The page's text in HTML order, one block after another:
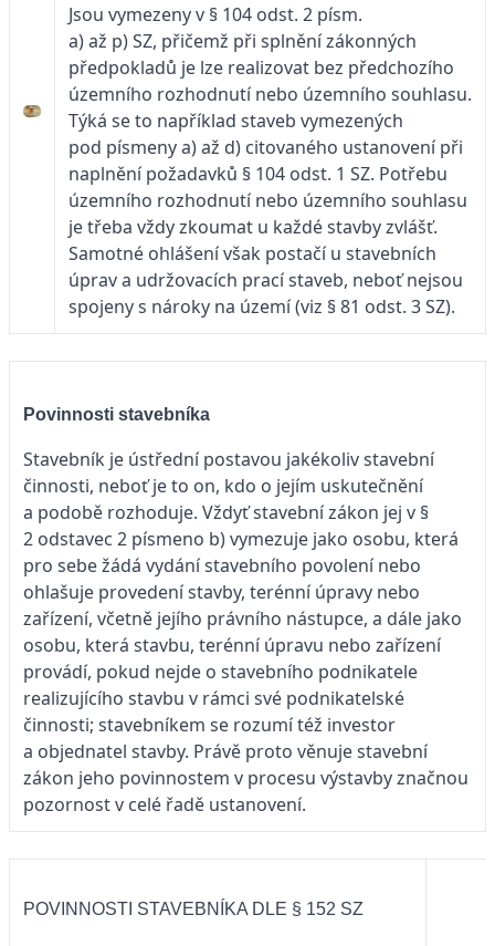
Jsou vymezeny v § 104 odst. 2 písm.
a) až p) SZ, přičemž při splnění zákonných
předpokladů je lze realizovat bez předchozího
územního rozhodnutí nebo územního souhlasu.
Týká se to například staveb vymezených
pod písmeny a) až d) citovaného ustanovení při
naplnění požadavků § 104 odst. 1 SZ. Potřebu
územního rozhodnutí nebo územního souhlasu
je třeba vždy zkoumat u každé stavby zvlášť.
Samotné ohlášení však postačí u stavebních
úprav a udržovacích prací staveb, neboť nejsou
spojeny s nároky na území (viz § 81 odst. 3 SZ).
Povinnosti stavebníka
Stavebník je ústřední postavou jakékoliv stavební
činnosti, neboť je to on, kdo o jejím uskutečnění
a podobě rozhoduje. Vždyť stavební zákon jej v §
2 odstavec 2 písmeno b) vymezuje jako osobu, která
pro sebe žádá vydání stavebního povolení nebo
ohlašuje provedení stavby, terénní úpravy nebo
zařízení, včetně jejího právního nástupce, a dále jako
osobu, která stavbu, terénní úpravu nebo zařízení
provádí, pokud nejde o stavebního podnikatele
realizujícího stavbu v rámci své podnikatelské
činnosti; stavebníkem se rozumí též investor
a objednatel stavby. Právě proto věnuje stavební
zákon jeho povinnostem v procesu výstavby značnou
pozornost v celé řadě ustanovení.
POVINNOSTI STAVEBNÍKA DLE § 152 SZ